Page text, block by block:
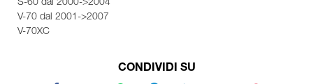
S-60 dal 2000->2004
V-70 dal 2001->2007
V-70XC
CONDIVIDI SU